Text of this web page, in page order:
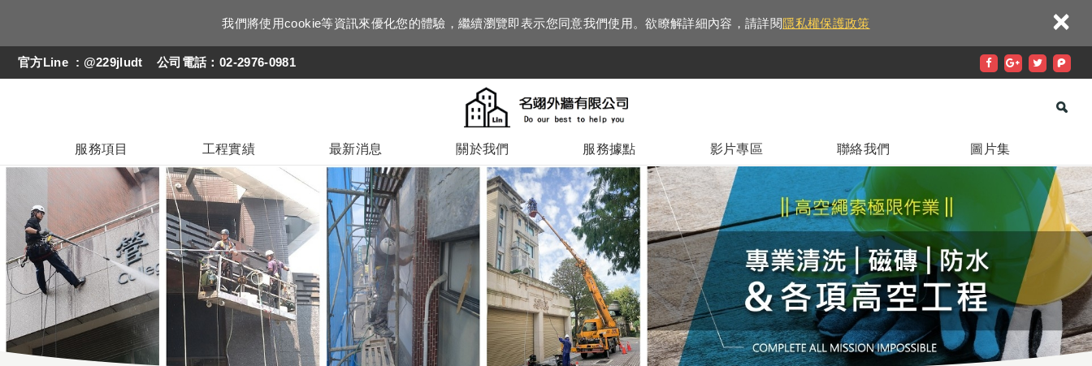
我們將使用cookie等資訊來優化您的體驗，繼續瀏覽即表示您同意我們使用。欲瞭解詳細內容，請詳閱隱私權保護政策 ×
官方Line : @229jludt 公司電話：02-2976-0981
服務項目 工程實績 最新消息 關於我們 服務據點 影片專區 聯絡我們 圖片集